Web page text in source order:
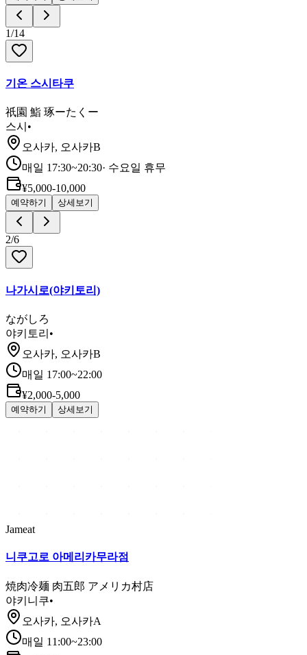
1/14
기온 스시타쿠
祇園 鮨 琢ーたくー
스시 •
오사카, 오사카B
매일 17:30~20:30· 수요일 휴무
¥5,000-10,000
예약하기 상세보기
2/6
나가시로(야키토리)
ながしろ
야키토리 •
오사카, 오사카B
매일 17:00~22:00
¥2,000-5,000
예약하기 상세보기
Jameat
니쿠고로 아메리카무라점
焼肉冷麺 肉五郎 アメリカ村店
야키니쿠•
오사카, 오사카A
매일 11:00~23:00